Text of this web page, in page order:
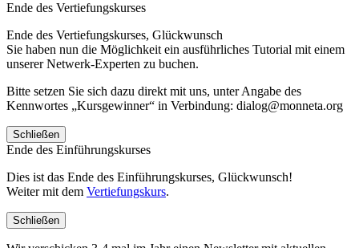
Ende des Vertiefungskurses
Ende des Vertiefungskurses, Glückwunsch
Sie haben nun die Möglichkeit ein ausführliches Tutorial mit einem
unserer Netwerk-Experten zu buchen.
Bitte setzen Sie sich dazu direkt mit uns, unter Angabe des
Kennwortes „Kursgewinner“ in Verbindung: dialog@monneta.org
Schließen
Ende des Einführungskurses
Dies ist das Ende des Einführungskurses, Glückwunsch!
Weiter mit dem Vertiefungskurs.
Schließen